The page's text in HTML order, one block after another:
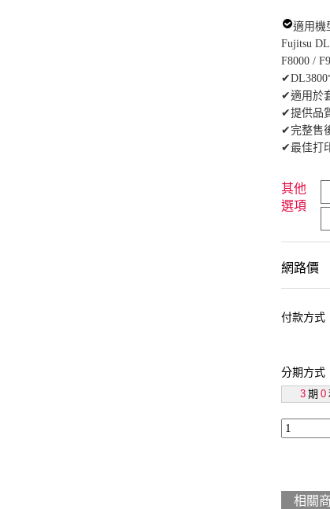
適用機
Fujitsu
F8000 /
✔適用於
✔提供品
✔完整售
✔最佳打
其他
選項
網路價
付款方式
分期方式
3 期 0
相關